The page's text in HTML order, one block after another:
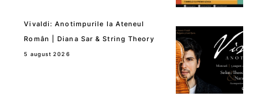
Vivaldi: Anotimpurile la Ateneul
Român | Diana Sar & String Theory
5 august 2026